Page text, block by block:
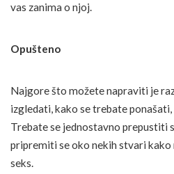
vas zanima o njoj.
Opušteno
Najgore što možete napraviti je
izgledati, kako se trebate
Trebate se jednostavno prepustiti
pripremiti se oko nekih stvari
seks.